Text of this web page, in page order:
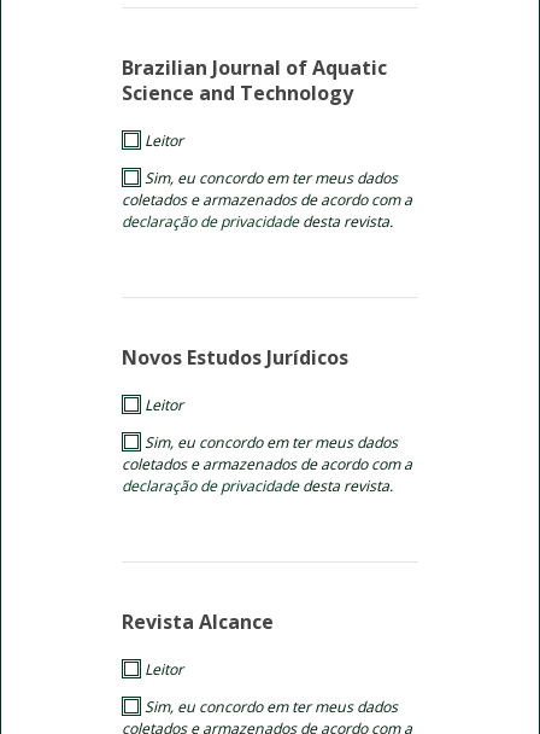
Brazilian Journal of Aquatic
Science and Technology
Leitor
coletados e armazenados de acordo com a
declaração de privacidadedesta revista.
Novos Estudos Jurí­dicos
Leitor
coletados e armazenados de acordo com a
declaração de privacidadedesta revista.
Revista Alcance
Leitor
coletados e armazenados de acordo com a